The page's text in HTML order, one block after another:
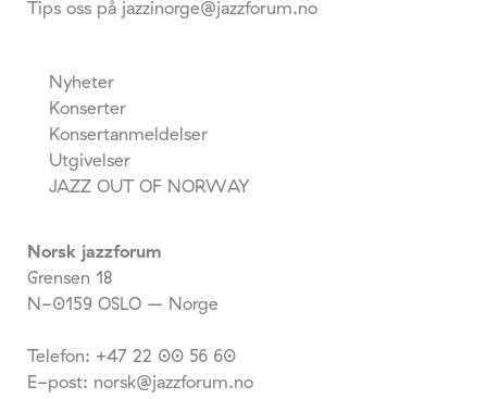
Tips oss på jazzinorge@jazzforum.no
Nyheter
Konserter
Konsertanmeldelser
Utgivelser
JAZZ OUT OF NORWAY
Norsk jazzforum
Grensen 18
N-0159 OSLO – Norge
Telefon: +47 22 00 56 60
E-post: norsk@jazzforum.no